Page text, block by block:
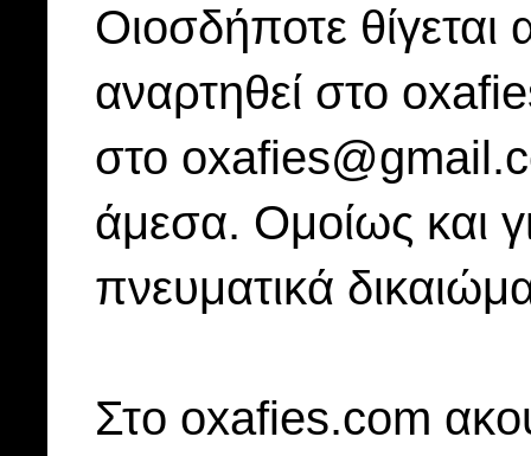
Οιοσδήποτε
αναρτηθεί στο
στο
άμεσα. Ομοίως και
πνευματικά
Στo oxafies.com